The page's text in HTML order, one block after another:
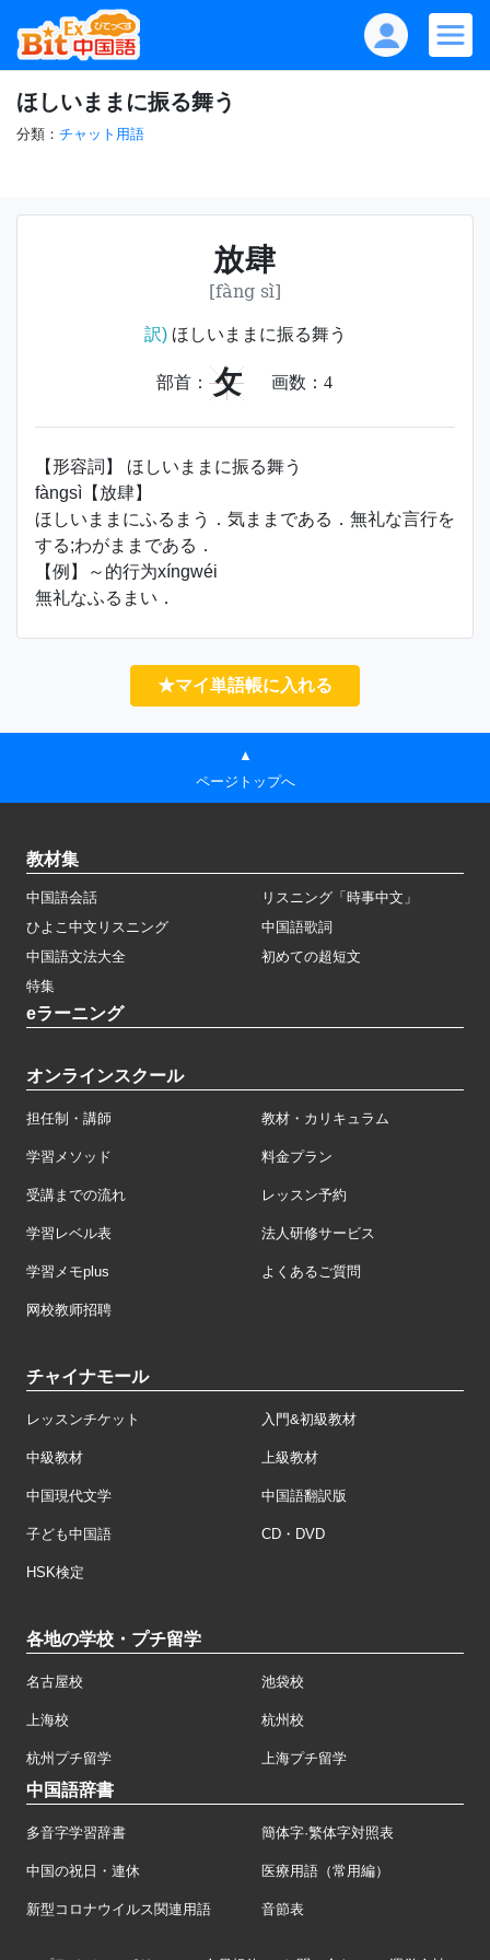
ほしいままに振る舞う
分類： チャット用語
放肆
[fàng sì]
訳)ほしいままに振る舞う
部首： 攵 画数： 4
【形容詞】 ほしいままに振る舞う
fàngsì【放肆】
ほしいままにふるまう．気ままである．無礼な言行を
する;わがままである．
【例】～的行为xíngwéi
無礼なふるまい．
★マイ単語帳に入れる
▲
ページトップへ
教材集
中国語会話
リスニング「時事中文」
ひよこ中文リスニング
中国語歌詞
中国語文法大全
初めての超短文
特集
eラーニング
オンラインスクール
担任制・講師 教材・カリキュラム
学習メソッド 料金プラン
受講までの流れ レッスン予約
学習レベル表 法人研修サービス
学習メモplus よくあるご質問
网校教师招聘
チャイナモール
レッスンチケット 入門&初級教材
中級教材 上級教材
中国現代文学 中国語翻訳版
子ども中国語 CD・DVD
HSK検定
各地の学校・プチ留学
名古屋校 池袋校
上海校 杭州校
杭州プチ留学 上海プチ留学
中国語辞書
多音字学習辞書 簡体字·繁体字対照表
中国の祝日・連休 医療用語（常用編）
新型コロナウイルス関連用語 音節表